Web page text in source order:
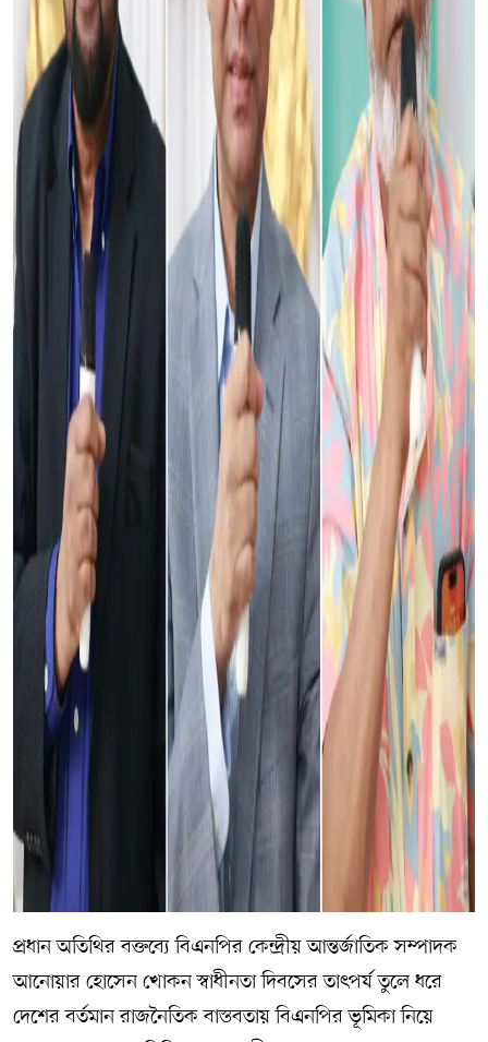
প্রধান অতিথির বক্তব্যে বিএনপির কেন্দ্রীয় আন্তর্জাতিক সম্পাদক
আনোয়ার হোসেন খোকন স্বাধীনতা দিবসের তাৎপর্য তুলে ধরে
দেশের বর্তমান রাজনৈতিক বাস্তবতায় বিএনপির ভূমিকা নিয়ে